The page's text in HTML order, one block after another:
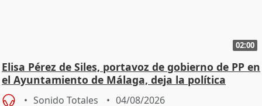
02:00
Elisa Pérez de Siles, portavoz de gobierno de PP en
el Ayuntamiento de Málaga, deja la política
Sonido Totales 04/08/2026